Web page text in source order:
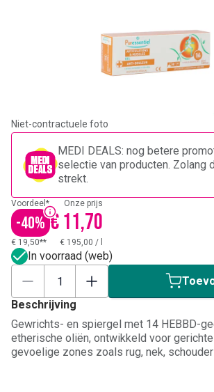
Niet-contractuele foto
MEDI DEALS: nog betere
selectie van producten. Zolang
strekt.
Voordeel*
-40%
Onze prijs
€ 11,70
€ 19,50** € 195,00 /
In voorraad (web)
Beschrijving
Gewrichts- en spiergel met 14 HEBBD-
etherische oliën, ontwikkeld voor
gevoelige zones zoals rug, nek,